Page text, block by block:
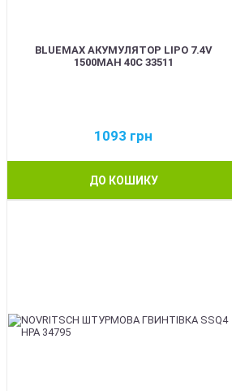
BLUEMAX АКУМУЛЯТОР LIPO 7.4V
1500MAH 40C 33511
1093 грн
ДО КОШИКУ